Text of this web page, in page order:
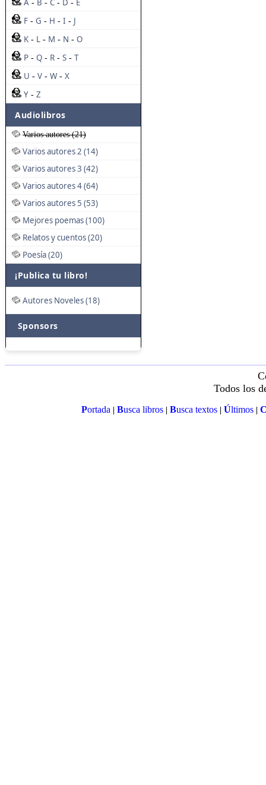
A - B - C - D - E
F - G - H - I - J
K - L - M - N - O
P - Q - R - S - T
U - V - W - X
Y - Z
Audiolibros
Varios autores (21)
Varios autores 2 (14)
Varios autores 3 (42)
Varios autores 4 (64)
Varios autores 5 (53)
Mejores poemas (100)
Relatos y cuentos (20)
Poesía (20)
¡Publica tu libro!
Autores Noveles (18)
Sponsors
Todos los
Portada| Busca libros| Busca textos| Últimos|